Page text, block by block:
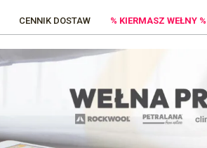
CENNIK DOSTAW % KIERMASZ WEŁNY %